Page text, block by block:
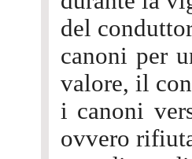
del
canoni per
valore, il
i canoni
ovvero